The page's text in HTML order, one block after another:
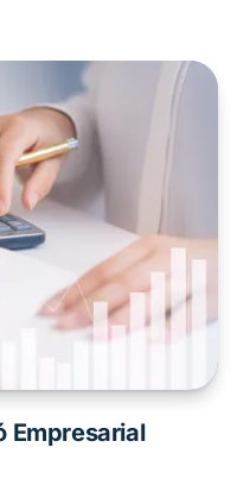
han d'adaptar
competitivitat i
Empresarial